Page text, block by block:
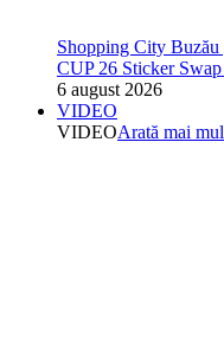
Shopping City
CUP 26 Sticker
6 august 2026
VIDEO
VIDEOArată mai